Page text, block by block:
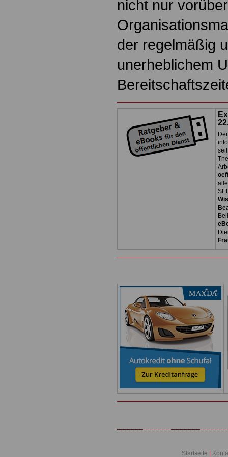
nicht nur
der regelmäßig
unerheblichem
Startseite